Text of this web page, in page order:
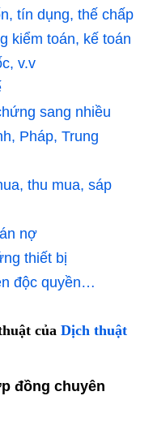
tín dụng, thế chấp
kiểm toán, kế toán
v.v
sang nhiều
Pháp, Trung
thu mua, sáp
nợ
thiết bị
độc quyền…
của Dịch thuật
đồng chuyên